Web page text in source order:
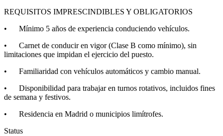
REQUISITOS IMPRESCINDIBLES Y OBLIGATORIOS
• Mínimo 5 años de experiencia conduciendo vehículos.
• Carnet de conducir en vigor (Clase B como mínimo), sin
limitaciones que impidan el ejercicio del puesto.
• Familiaridad con vehículos automáticos y cambio manual.
• Disponibilidad para trabajar en turnos rotativos, incluidos fines
de semana y festivos.
• Residencia en Madrid o municipios limítrofes.
Status